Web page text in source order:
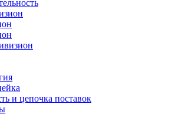
и цепочка поставок